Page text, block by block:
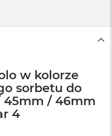
w kolorze
sorbetu do
/ 46mm
4